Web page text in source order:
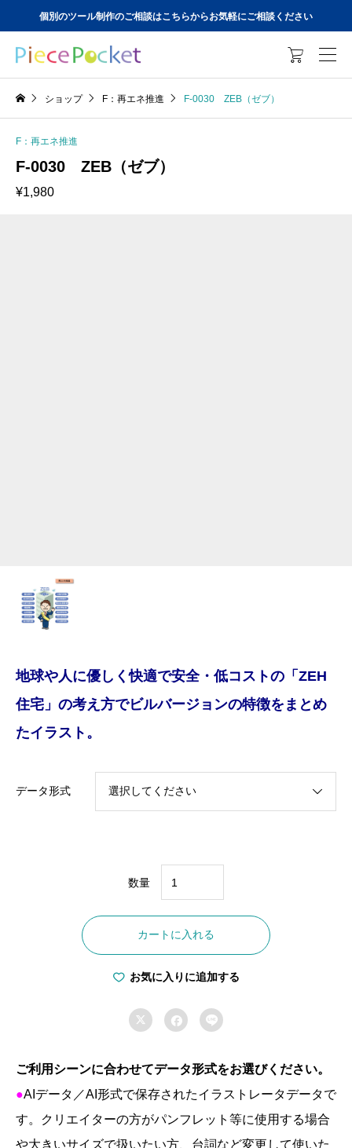
個別のツール制作のご相談はこちらからお気軽にご相談ください

ショップ F：再エネ推進 F-0030 ZEB（ゼブ）
F：再エネ推進
F-0030 ZEB（ゼブ）
¥1,980
地球や人に優しく快適で安全・低コストの「ZEH
住宅」の考え方でビルバージョンの特徴をまとめ
たイラスト。
データ形式
数量
0030
ZEB（ゼ
ブ）
個
カートに入れる
お気に入りに追加する
  
ご利用シーンに合わせてデータ形式をお選びください。
●AI データ／AI 形式で保存されたイラストレータデータで
す。クリエイターの方がパンフレット等に使用する場合
や大きいサイズで扱いたい方、台詞など変更して使いた